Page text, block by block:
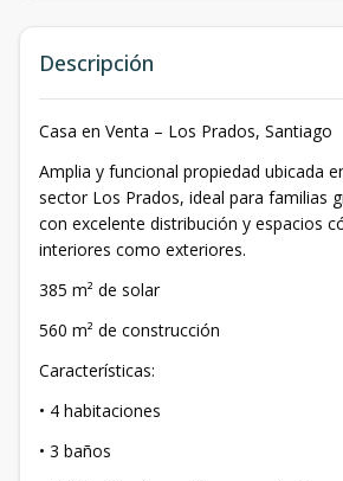
Descripción
Casa en Venta – Los Prados, Santiago
Amplia y funcional propiedad ubicada
sector Los Prados, ideal para familias
con excelente distribución y espacios
interiores como exteriores.
385 m² de solar
560 m² de construcción
Características:
• 4 habitaciones
• 3 baños